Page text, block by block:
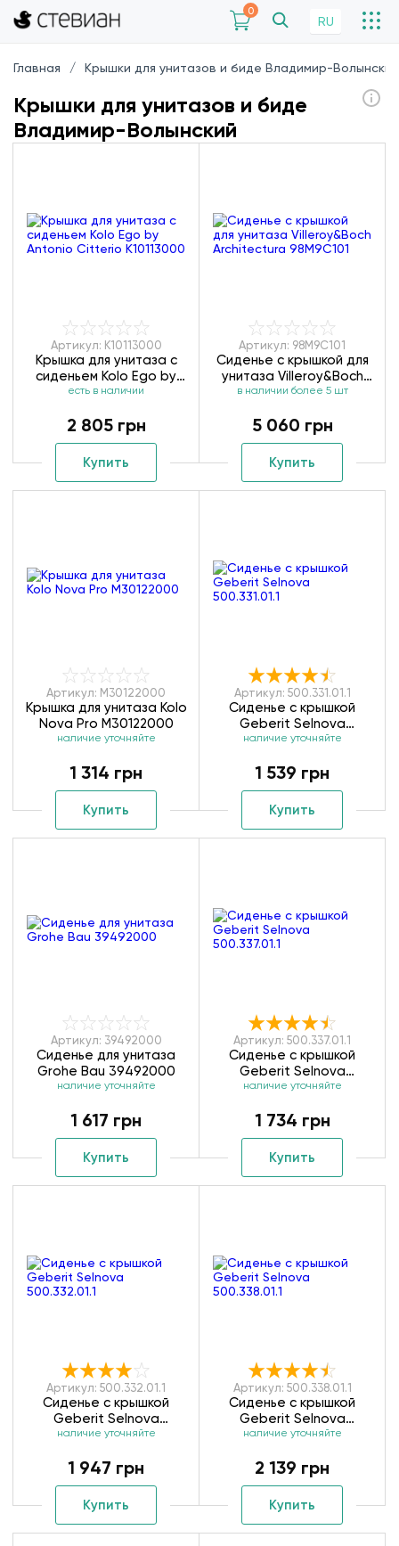
0
RU
Главная Крышки для унитазов и биде Владимир-
Крышки для унитазов и биде
Владимир-Волынский
Артикул: K10113000
Крышка для унитаза с
сиденьем Kolo Ego by
Antonio Citterio
есть в наличии
2 805 грн
Купить
Артикул: 98M9C101
Сиденье с крышкой для
унитаза Villeroy&Boch
Architectura 98M9C101
в наличии более 5 шт
5 060 грн
Купить
Артикул: M30122000
Крышка для унитаза Kolo
Nova Pro M30122000
наличие уточняйте
1 314 грн
Купить
Артикул: 500.331.01.1
Сиденье с крышкой
Geberit Selnova
500.331.01.1
наличие уточняйте
1 539 грн
Купить
Артикул: 39492000
Сиденье для унитаза
Grohe Bau 39492000
наличие уточняйте
1 617 грн
Купить
Артикул: 500.337.01.1
Сиденье с крышкой
Geberit Selnova
500.337.01.1
наличие уточняйте
1 734 грн
Купить
Артикул: 500.332.01.1
Сиденье с крышкой
Geberit Selnova
500.332.01.1
наличие уточняйте
1 947 грн
Купить
Артикул: 500.338.01.1
Сиденье с крышкой
Geberit Selnova
500.338.01.1
наличие уточняйте
2 139 грн
Купить